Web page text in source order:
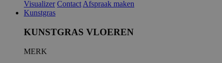
Visualizer Contact Afspraak maken
Kunstgras
KUNSTGRAS VLOEREN
MERK